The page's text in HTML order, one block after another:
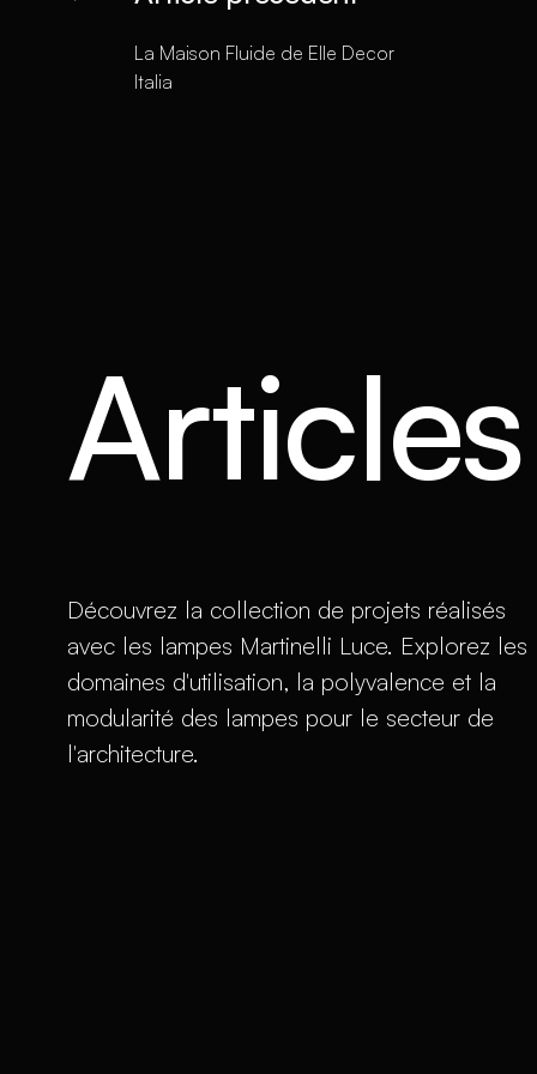
La Maison Fluide de Elle Decor
Italia
Découvrez la collection de projets réalisés
avec les lampes Martinelli Luce. Explorez les
domaines d'utilisation, la polyvalence et la
modularité des lampes pour le secteur de
l'architecture.